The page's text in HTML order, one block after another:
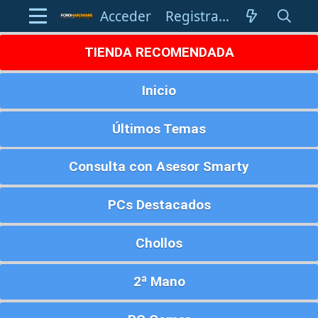
Acceder Registrarse
TIENDA RECOMENDADA
Inicio
Últimos Temas
Consulta con Asesor Smarty
PCs Destacados
Chollos
2ª Mano